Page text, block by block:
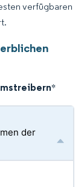
verfügbaren
*
der